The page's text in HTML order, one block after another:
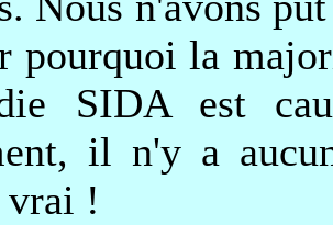
pourquoi la
SIDA est
il n'y a
vrai !